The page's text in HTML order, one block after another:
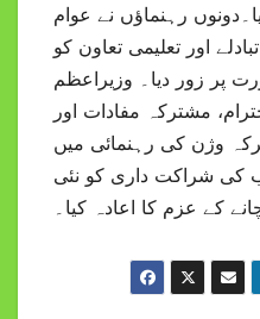
رہنماؤں نے عوام
اور تعلیمی تعاون کو
پر زور دیا۔ وزیراعظم
مشترکہ مفادات اور
وژن کی رہنمائی میں
کی شراکت داری کو نئی
کے عزم کا اعادہ کیا۔